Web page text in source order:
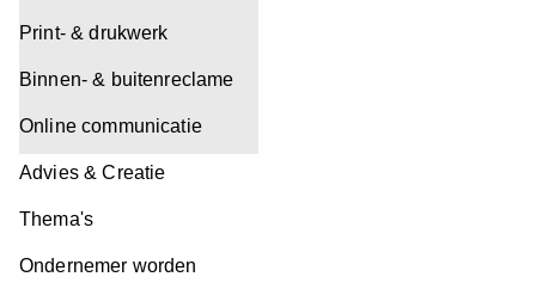
Print- & drukwerk
Binnen- & buitenreclame
Online communicatie
Advies & Creatie
Thema's
Ondernemer worden